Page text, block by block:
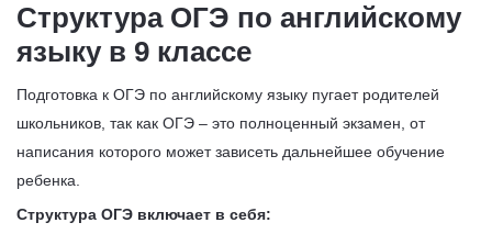
Структура ОГЭ по английскому
языку в 9 классе
Подготовка к ОГЭ по английскому языку пугает родителей
школьников, так как ОГЭ – это полноценный экзамен, от
написания которого может зависеть дальнейшее обучение
ребенка.
Структура ОГЭ включает в себя: